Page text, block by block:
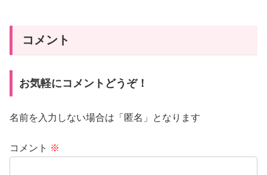
コメント
お気軽にコメントどうぞ！
名前を入力しない場合は「匿名」となります
コメント ※